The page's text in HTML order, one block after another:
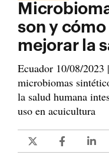
son y
mejorar la
Ecuador 10/08/
microbiomas
la salud humana
uso en acuicultura